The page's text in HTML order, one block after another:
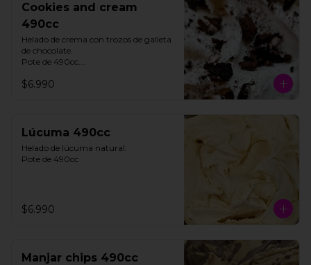
Cookies and cream
490cc
Helado de crema con trozos de galleta
de chocolate.
Pote de 490cc.
**FOTO REFERENCIAL**
$6.990
Lúcuma 490cc
Helado de lúcuma natural.
Pote de 490cc
$6.990
Manjar chips 490cc